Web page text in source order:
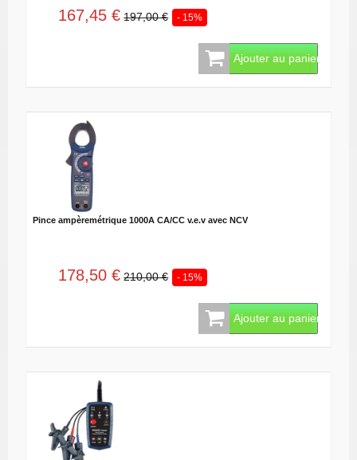
167,45 € 197,00 € - 15%
Ajouter au panier
Pince ampèremétrique 1000A CA/CC v.e.v avec NCV
178,50 € 210,00 € - 15%
Ajouter au panier